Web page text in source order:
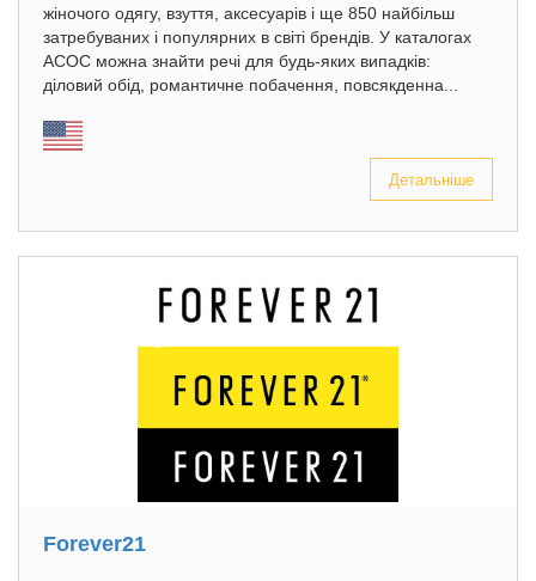
жіночого одягу, взуття, аксесуарів і ще 850 найбільш
затребуваних і популярних в світі брендів. У каталогах
АСОС можна знайти речі для будь-яких випадків:
діловий обід, романтичне побачення, повсякденна...
Детальніше
Forever21